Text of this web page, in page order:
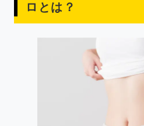
ロとは？